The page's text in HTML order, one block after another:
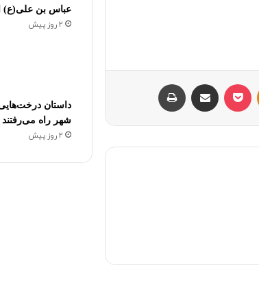
عباس بن
2 روز پیش
داستان
شهر راه می‌رفتند
2 روز پیش